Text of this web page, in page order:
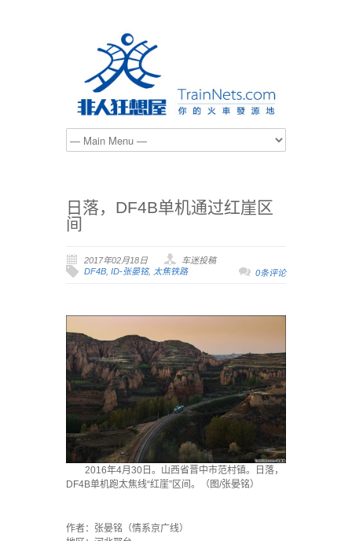
日落，DF4B单机通过红崖区
间
2017年02月18日
车迷投稿
DF4B, ID-张晏铭, 太焦铁路 0条评论
2016年4月30日。山西省晋中市范村镇。日落，
DF4B单机跑太焦线“红崖”区间。（图/张晏铭）
作者：张晏铭（情系京广线）